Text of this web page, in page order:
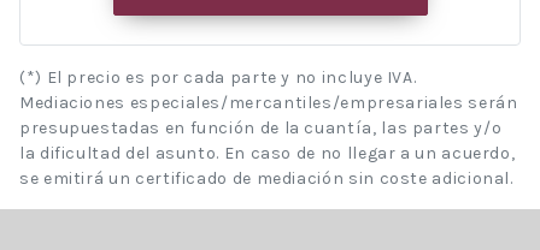
(*) El precio es por cada parte y no incluye IVA.
Mediaciones especiales/mercantiles/empresariales serán
presupuestadas en función de la cuantía, las partes y/o
la dificultad del asunto. En caso de no llegar a un acuerdo,
se emitirá un certificado de mediación sin coste adicional.